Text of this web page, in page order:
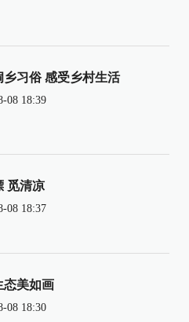
乡习俗 感受乡村生活
08 18:39
觅清凉
08 18:37
态美如画
08 18:30